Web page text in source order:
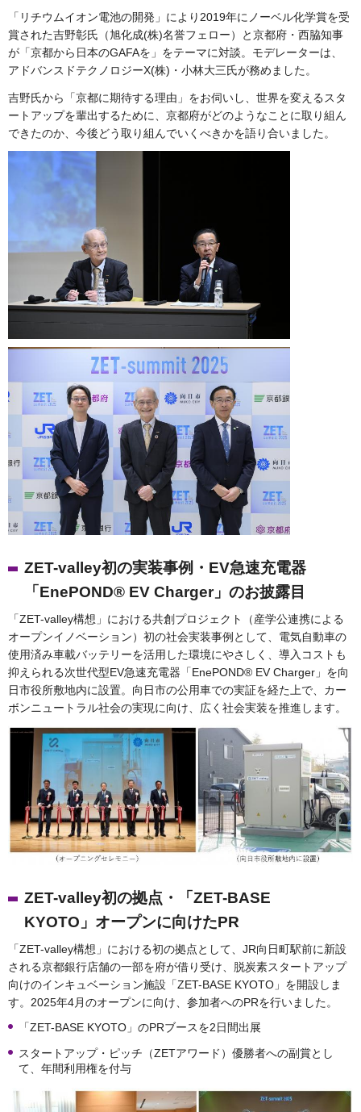
「リチウムイオン電池の開発」により2019年にノーベル化学賞を受
賞された吉野彰氏（旭化成(株)名誉フェロー）と京都府・西脇知事
が「京都から日本のGAFAを」をテーマに対談。モデレーターは、
アドバンスドテクノロジーX(株)・小林大三氏が務めました。
吉野氏から「京都に期待する理由」をお伺いし、世界を変えるスタ
ートアップを輩出するために、京都府がどのようなことに取り組ん
できたのか、今後どう取り組んでいくべきかを語り合いました。
ZET-valley初の実装事例・EV急速充電器
「EnePOND® EV Charger」のお披露目
「ZET-valley構想」における共創プロジェクト（産学公連携による
オープンイノベーション）初の社会実装事例として、電気自動車の
使用済み車載バッテリーを活用した環境にやさしく、導入コストも
抑えられる次世代型EV急速充電器「EnePOND® EV Charger」を向
日市役所敷地内に設置。向日市の公用車での実証を経た上で、カー
ボンニュートラル社会の実現に向け、広く社会実装を推進します。
ZET-valley初の拠点・「ZET-BASE
KYOTO」オープンに向けたPR
「ZET-valley構想」における初の拠点として、JR向日町駅前に新設
される京都銀行店舗の一部を府が借り受け、脱炭素スタートアップ
向けのインキュベーション施設「ZET-BASE KYOTO」を開設しま
す。2025年4月のオープンに向け、参加者へのPRを行いました。
「ZET-BASE KYOTO」のPRブースを2日間出展
スタートアップ・ピッチ（ZETアワード）優勝者への副賞とし
て、年間利用権を付与